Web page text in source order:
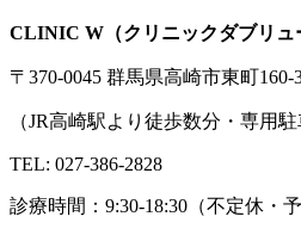
CLINIC W（クリニックダブリュ
〒370-0045 群馬県高崎市東町
（JR高崎駅より徒歩数分・専用駐
TEL: 027-386-2828
診療時間：9:30-18:30（不定休・